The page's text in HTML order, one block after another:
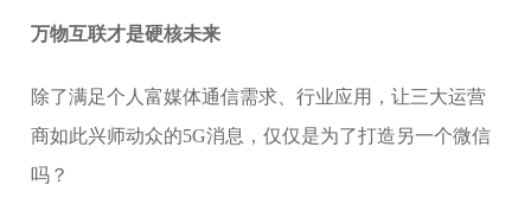
万物互联才是硬核未来
除了满足个人富媒体通信需求、行业应用，让三大运营
商如此兴师动众的5G消息，仅仅是为了打造另一个微信
吗？